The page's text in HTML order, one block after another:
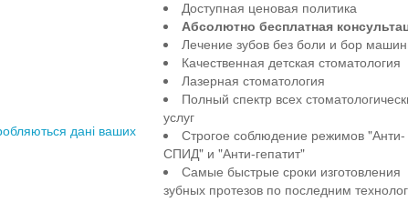
дані ваших
Доступная ценовая политика
Абсолютно бесплатная
Лечение зубов без боли и бор
Качественная детская стоматология
Лазерная стоматология
Полный спектр всех
услуг
Строгое соблюдение режимов "Анти-
СПИД" и "Анти-гепатит"
Самые быстрые сроки изготовления
зубных протезов по последним